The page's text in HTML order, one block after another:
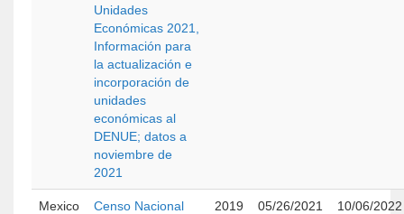
Unidades
Económicas 2021,
Información para
la actualización e
incorporación de
unidades
económicas al
DENUE; datos a
noviembre de
2021
Mexico
Censo Nacional
2019 05/26/2021 10/06/2022